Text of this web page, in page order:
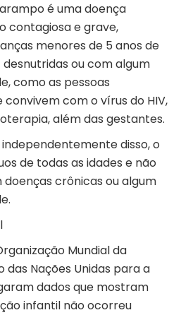
é uma doença
contagiosa e grave,
menores de 5 anos de
ou com algum
como as pessoas
com o vírus do HIV,
além das gestantes.
disso, o
de todas as idades e não
crônicas ou algum
Mundial da
das Nações Unidas para a
dados que mostram
infantil não ocorreu